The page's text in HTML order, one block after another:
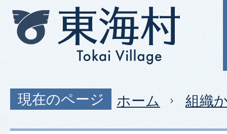
現在のページ ホーム 組織